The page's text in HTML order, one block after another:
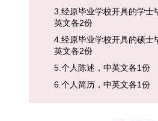
3.经原毕业学校开具的学士
英文各2份
4.经原毕业学校开具的硕士
英文各2份
5.个人陈述，中英文各1份
6.个人简历，中英文各1份